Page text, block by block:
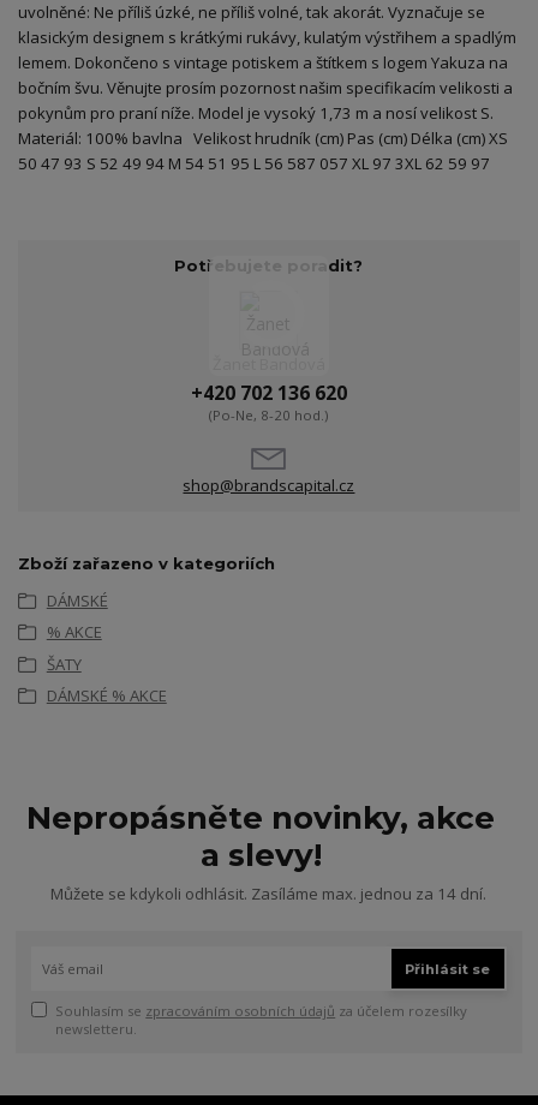
uvolněné: Ne příliš úzké, ne příliš volné, tak akorát. Vyznačuje se
klasickým designem s krátkými rukávy, kulatým výstřihem a spadlým
lemem. Dokončeno s vintage potiskem a štítkem s logem Yakuza na
bočním švu. Věnujte prosím pozornost našim specifikacím velikosti a
pokynům pro praní níže. Model je vysoký 1,73 m a nosí velikost S.
Materiál: 100% bavlna Velikost hrudník (cm) Pas (cm) Délka (cm) XS
50 47 93 S 52 49 94 M 54 51 95 L 56 587 057 XL 97 3XL 62 59 97
Potřebujete poradit?
+420 702 136 620
(Po-Ne, 8-20 hod.)
shop@brandscapital.cz
Zboží zařazeno v kategoriích
DÁMSKÉ
% AKCE
ŠATY
DÁMSKÉ % AKCE
Nepropásněte novinky, akce
a slevy!
Můžete se kdykoli odhlásit. Zasíláme max. jednou za 14 dní.
Přihlásit se
Souhlasím se zpracováním osobních údajů za účelem rozesílky
newsletteru.